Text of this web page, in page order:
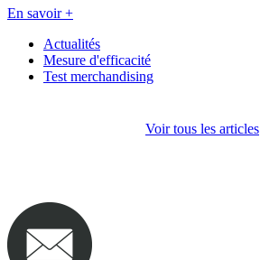
En savoir +
Actualités
Mesure d'efficacité
Test merchandising
Voir tous les articles